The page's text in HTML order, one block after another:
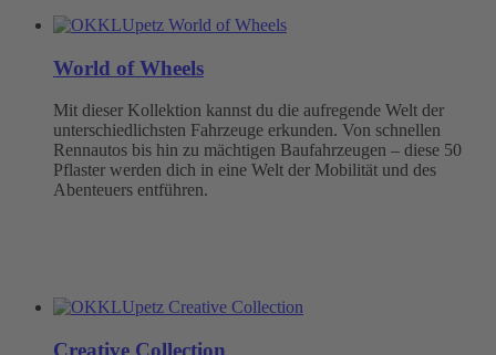
World of Wheels
Mit dieser Kollektion kannst du die aufregende Welt der
unterschiedlichsten Fahrzeuge erkunden. Von schnellen
Rennautos bis hin zu mächtigen Baufahrzeugen – diese 50
Pflaster werden dich in eine Welt der Mobilität und des
Abenteuers entführen.
Creative Collection